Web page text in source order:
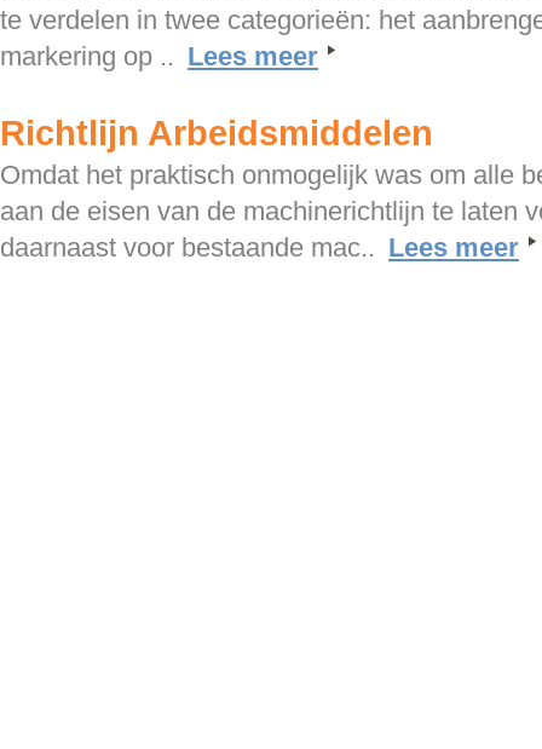
te verdelen in twee categorieën: het
markering op .. Lees meer
Richtlijn Arbeidsmiddelen
Omdat het praktisch onmogelijk was om alle
aan de eisen van de machinerichtlijn te laten
daarnaast voor bestaande mac.. Lees meer